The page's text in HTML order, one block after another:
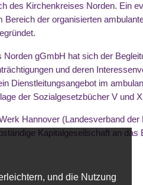
des Kirchenkreises Norden. Ein
der organisierten
gGmbH hat sich der
und deren
Dienstleitungsangebot im
der Sozialgesetzbücher V und
Hannover (Landesverband der
Kapitalgesellschaft an das
und die Nutzung